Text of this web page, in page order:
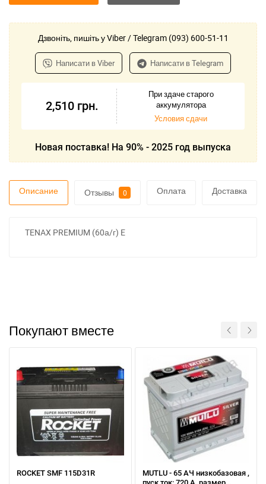
Дзвоніть, пишіть у Viber / Telegram (093) 600-51-11
Написати в Viber Написати в Telegram
2,510 грн.
При здаче старого
аккумулятора
Условия сдачи
Новая поставка! На 90% - 2025 год выпуска
Описание Отзывы 0 Оплата Доставка
TENAX PREMIUM (60а/г) E
Покупают вместе
ROCKET SMF 115D31R
MUTLU - 65 АЧ низкобазовая ,
пуск ток: 720 А, размер
За відсутності звязку - дзвоніть, пишіть у Viber / Telegram
(093) 600-51-11
Написати в Viber Написати в Telegram